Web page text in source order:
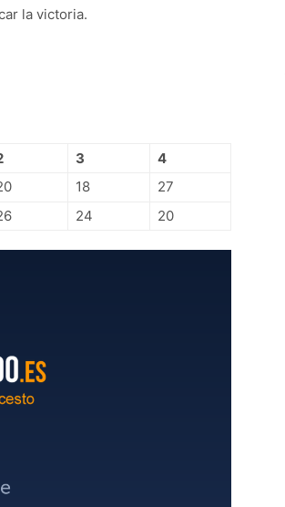
la victoria.
3
4
18
27
24 20